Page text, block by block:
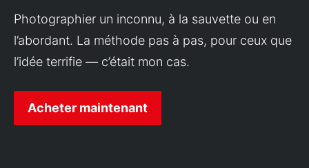
Photographier un inconnu, à la sauvette ou en
l’abordant. La méthode pas à pas, pour ceux que
l’idée terrifie — c’était mon cas.
Acheter maintenant